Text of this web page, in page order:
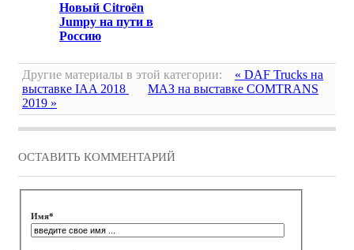
Новый Citroën
Jumpy на пути в
Россию
Другие материалы в этой категории:
« DAF Trucks на
выставке IAA 2018
МАЗ на выставке COMTRANS
2019 »
ОСТАВИТЬ КОММЕНТАРИЙ
Имя*